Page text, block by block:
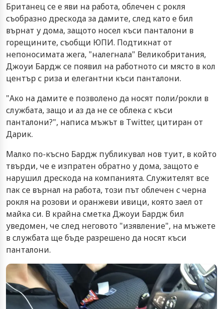
Британец се е яви на работа, облечен с рокля
съобразно дрескода за дамите, след като е бил
върнат у дома, защото носел къси панталони в
горещините, съобщи ЮПИ. Подтикнат от
непоносимата жега, "налегнала" Великобритания,
Джоуи Бардж се появил на работното си място в кол
център с риза и елегантни къси панталони.
"Ако на дамите е позволено да носят поли/рокли в
службата, защо и аз да не се облека с къси
панталони?", написа мъжът в Twitter, цитиран от
Дарик.
Малко по-късно Бардж публикувал нов туит, в който
твърди, че е изпратен обратно у дома, защото е
нарушил дрескода на компанията. Служителят все
пак се върнал на работа, този път облечен с черна
рокля на розови и оранжеви ивици, която заел от
майка си. В крайна сметка Джоуи Бардж бил
уведомен, че след неговото "изявление", на мъжете
в службата ще бъде разрешено да носят къси
панталони.